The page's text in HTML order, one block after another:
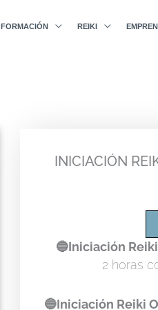
FORMACIÓN REIKI
INICIACIÓN
🔵Iniciación
2 horas
🔵Iniciación Reiki